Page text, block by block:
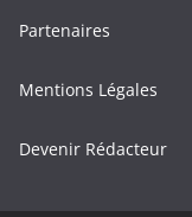
Partenaires
Mentions Légales
Devenir Rédacteur